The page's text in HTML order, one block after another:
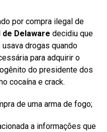
por compra ilegal de
de Delaware decidiu que
drogas quando
para adquirir o
do presidente dos
cocaína e crack.
de uma arma de fogo;
a informações que